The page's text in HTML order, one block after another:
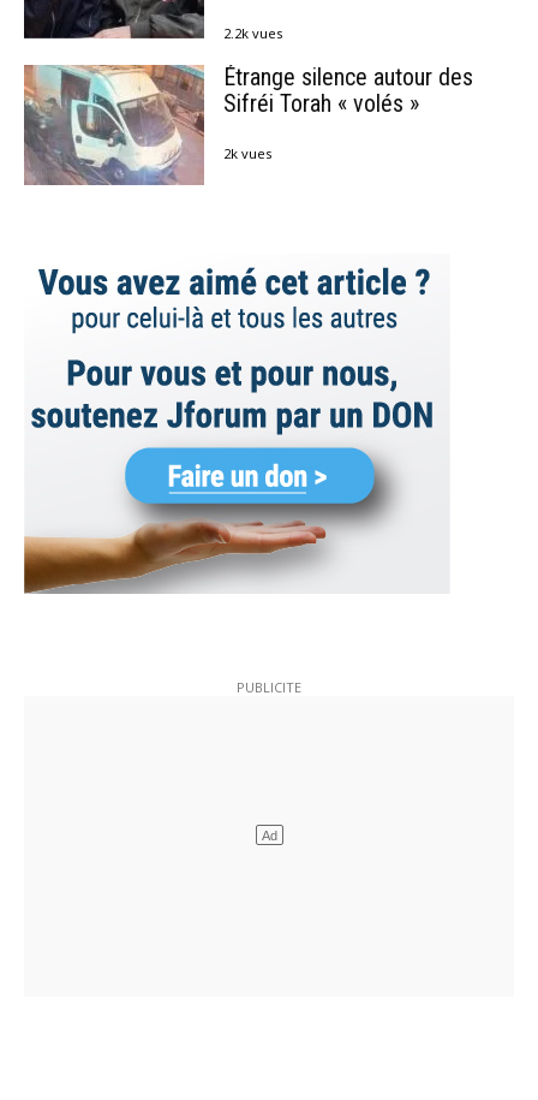
2.2k vues
Étrange silence autour des
Sifréi Torah « volés »
2k vues